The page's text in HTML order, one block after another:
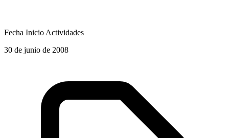
Fecha Inicio Actividades
30 de junio de 2008